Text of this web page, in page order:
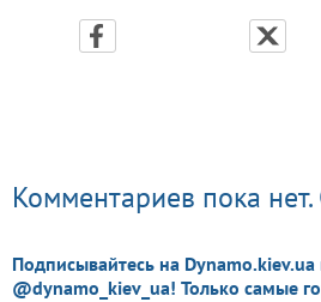
Комментариев пока
Подписывайтесь на Dynamo.kiev.ua
@dynamo_kiev_ua! Только самые